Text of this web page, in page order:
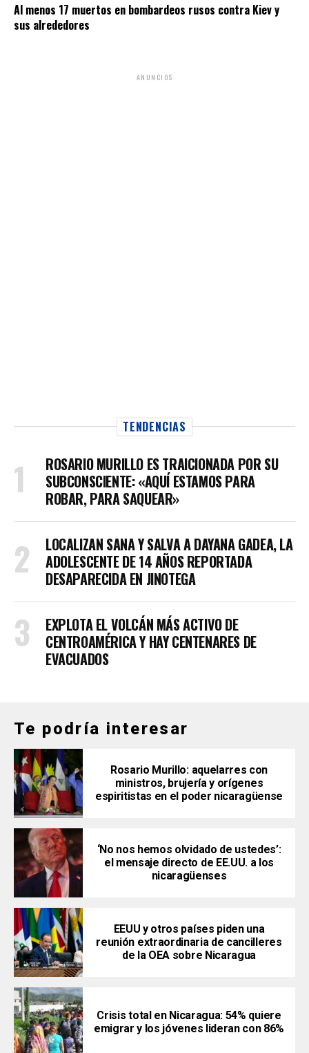
Al menos 17 muertos en bombardeos rusos contra Kiev y
sus alrededores
ANUNCIOS
TENDENCIAS
ROSARIO MURILLO ES TRAICIONADA POR SU
SUBCONSCIENTE: «AQUÍ ESTAMOS PARA
ROBAR, PARA SAQUEAR»
LOCALIZAN SANA Y SALVA A DAYANA GADEA, LA
ADOLESCENTE DE 14 AÑOS REPORTADA
DESAPARECIDA EN JINOTEGA
EXPLOTA EL VOLCÁN MÁS ACTIVO DE
CENTROAMÉRICA Y HAY CENTENARES DE
EVACUADOS
Te podría interesar
Rosario Murillo: aquelarres con
ministros, brujería y orígenes
espiritistas en el poder nicaragüense
‘No nos hemos olvidado de ustedes’:
el mensaje directo de EE.UU. a los
nicaragüenses
EEUU y otros países piden una
reunión extraordinaria de cancilleres
de la OEA sobre Nicaragua
Crisis total en Nicaragua: 54% quiere
emigrar y los jóvenes lideran con 86%